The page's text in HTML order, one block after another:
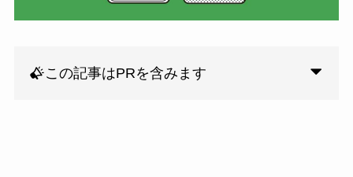
この記事はPRを含みます